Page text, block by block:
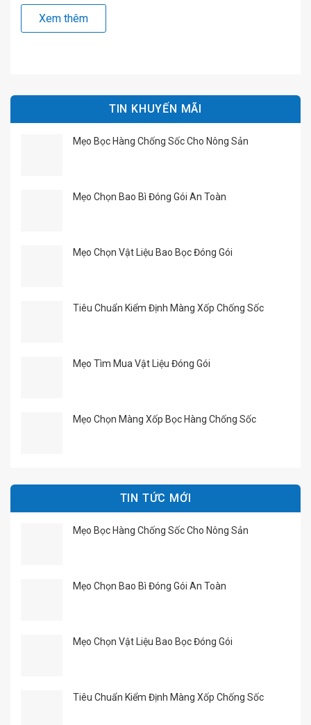
màng xốp kém chất lượng không chỉ làm gia tăng tỷ lệ
hàng lỗi mà còn ảnh hưởng trực tiếp đến […]
Xem thêm
TIN KHUYẾN MÃI
Mẹo Bọc Hàng Chống Sốc Cho Nông Sản
Mẹo Chọn Bao Bì Đóng Gói An Toàn
Mẹo Chọn Vật Liệu Bao Bọc Đóng Gói
Tiêu Chuẩn Kiểm Định Màng Xốp Chống Sốc
Mẹo Tìm Mua Vật Liệu Đóng Gói
Mẹo Chọn Màng Xốp Bọc Hàng Chống Sốc
TIN TỨC MỚI
Mẹo Bọc Hàng Chống Sốc Cho Nông Sản
Mẹo Chọn Bao Bì Đóng Gói An Toàn
Mẹo Chọn Vật Liệu Bao Bọc Đóng Gói
Tiêu Chuẩn Kiểm Định Màng Xốp Chống Sốc